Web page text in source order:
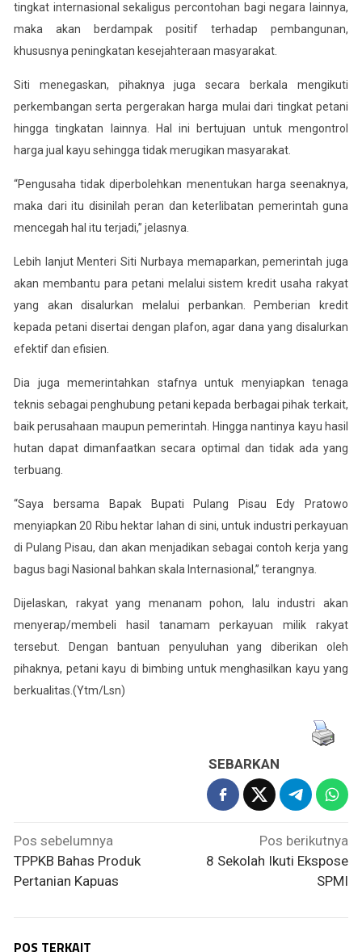
tingkat internasional sekaligus percontohan bagi negara lainnya,
maka akan berdampak positif terhadap pembangunan,
khususnya peningkatan kesejahteraan masyarakat.
Siti menegaskan, pihaknya juga secara berkala mengikuti
perkembangan serta pergerakan harga mulai dari tingkat petani
hingga tingkatan lainnya. Hal ini bertujuan untuk mengontrol
harga jual kayu sehingga tidak merugikan masyarakat.
“Pengusaha tidak diperbolehkan menentukan harga seenaknya,
maka dari itu disinilah peran dan keterlibatan pemerintah guna
mencegah hal itu terjadi,” jelasnya.
Lebih lanjut Menteri Siti Nurbaya memaparkan, pemerintah juga
akan membantu para petani melalui sistem kredit usaha rakyat
yang akan disalurkan melalui perbankan. Pemberian kredit
kepada petani disertai dengan plafon, agar dana yang disalurkan
efektif dan efisien.
Dia juga memerintahkan stafnya untuk menyiapkan tenaga
teknis sebagai penghubung petani kepada berbagai pihak terkait,
baik perusahaan maupun pemerintah. Hingga nantinya kayu hasil
hutan dapat dimanfaatkan secara optimal dan tidak ada yang
terbuang.
“Saya bersama Bapak Bupati Pulang Pisau Edy Pratowo
menyiapkan 20 Ribu hektar lahan di sini, untuk industri perkayuan
di Pulang Pisau, dan akan menjadikan sebagai contoh kerja yang
bagus bagi Nasional bahkan skala Internasional,” terangnya.
Dijelaskan, rakyat yang menanam pohon, lalu industri akan
menyerap/membeli hasil tanamam perkayuan milik rakyat
tersebut. Dengan bantuan penyuluhan yang diberikan oleh
pihaknya, petani kayu di bimbing untuk menghasilkan kayu yang
berkualitas.(Ytm/Lsn)
SEBARKAN
Navigasi
pos
Pos sebelumnya
TPPKB Bahas Produk
Pertanian Kapuas
Pos berikutnya
8 Sekolah Ikuti Ekspose
SPMI
POS TERKAIT